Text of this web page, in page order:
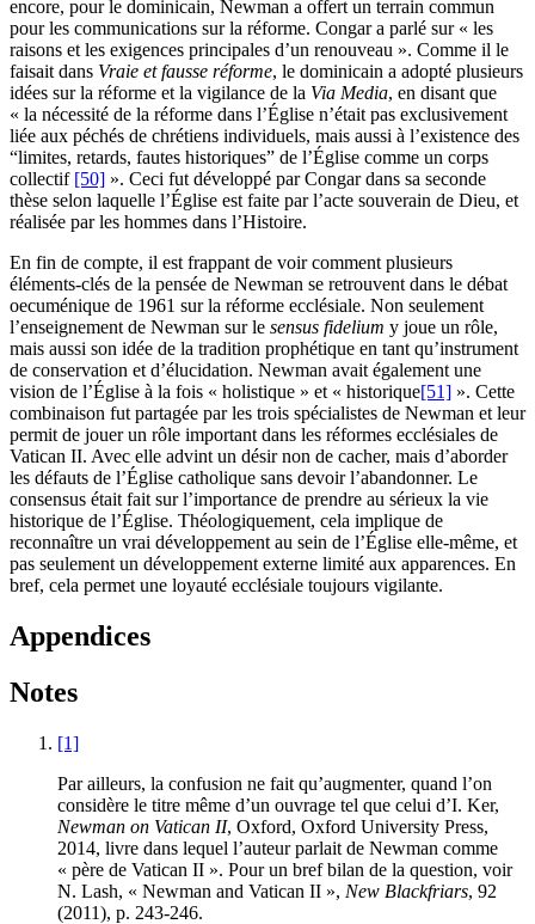
encore, pour le dominicain, Newman a offert un terrain commun
pour les communications sur la réforme. Congar a parlé sur « les
raisons et les exigences principales d’un renouveau ». Comme il le
faisait dans Vraie et fausse réforme, le dominicain a adopté plusieurs
idées sur la réforme et la vigilance de la Via Media, en disant que
« la nécessité de la réforme dans l’Église n’était pas exclusivement
liée aux péchés de chrétiens individuels, mais aussi à l’existence des
“limites, retards, fautes historiques” de l’Église comme un corps
collectif [50] ». Ceci fut développé par Congar dans sa seconde
thèse selon laquelle l’Église est faite par l’acte souverain de Dieu, et
réalisée par les hommes dans l’Histoire.
En fin de compte, il est frappant de voir comment plusieurs
éléments-clés de la pensée de Newman se retrouvent dans le débat
oecuménique de 1961 sur la réforme ecclésiale. Non seulement
l’enseignement de Newman sur le sensus fidelium y joue un rôle,
mais aussi son idée de la tradition prophétique en tant qu’instrument
de conservation et d’élucidation. Newman avait également une
vision de l’Église à la fois « holistique » et « historique[51] ». Cette
combinaison fut partagée par les trois spécialistes de Newman et leur
permit de jouer un rôle important dans les réformes ecclésiales de
Vatican II. Avec elle advint un désir non de cacher, mais d’aborder
les défauts de l’Église catholique sans devoir l’abandonner. Le
consensus était fait sur l’importance de prendre au sérieux la vie
historique de l’Église. Théologiquement, cela implique de
reconnaître un vrai développement au sein de l’Église elle-même, et
pas seulement un développement externe limité aux apparences. En
bref, cela permet une loyauté ecclésiale toujours vigilante.
Appendices
Notes
[1]
Par ailleurs, la confusion ne fait qu’augmenter, quand l’on
considère le titre même d’un ouvrage tel que celui d’I. Ker,
Newman on Vatican II, Oxford, Oxford University Press,
2014, livre dans lequel l’auteur parlait de Newman comme
« père de Vatican II ». Pour un bref bilan de la question, voir
N. Lash, « Newman and Vatican II », New Blackfriars, 92
(2011), p. 243-246.